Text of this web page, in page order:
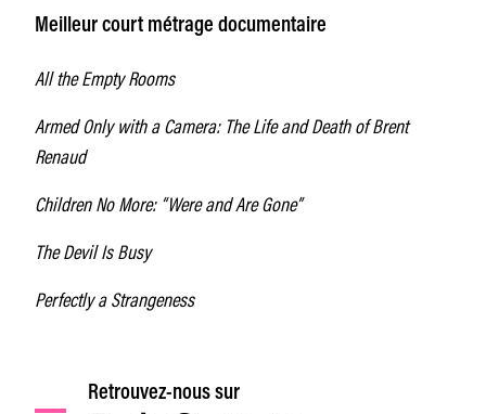
Meilleur court métrage documentaire
All the Empty Rooms
Armed Only with a Camera: The Life and Death of Brent
Renaud
Children No More: “Were and Are Gone”
The Devil Is Busy
Perfectly a Strangeness
Retrouvez-nous sur